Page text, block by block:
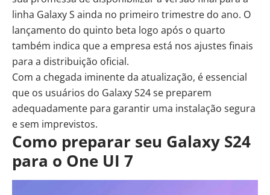
linha Galaxy S ainda no primeiro trimestre do ano. O
lançamento do quinto beta logo após o quarto
também indica que a empresa está nos ajustes finais
para a distribuição oficial.
Com a chegada iminente da atualização, é essencial
que os usuários do Galaxy S24 se preparem
adequadamente para garantir uma instalação segura
e sem imprevistos.
Como preparar seu Galaxy S24
para o One UI 7